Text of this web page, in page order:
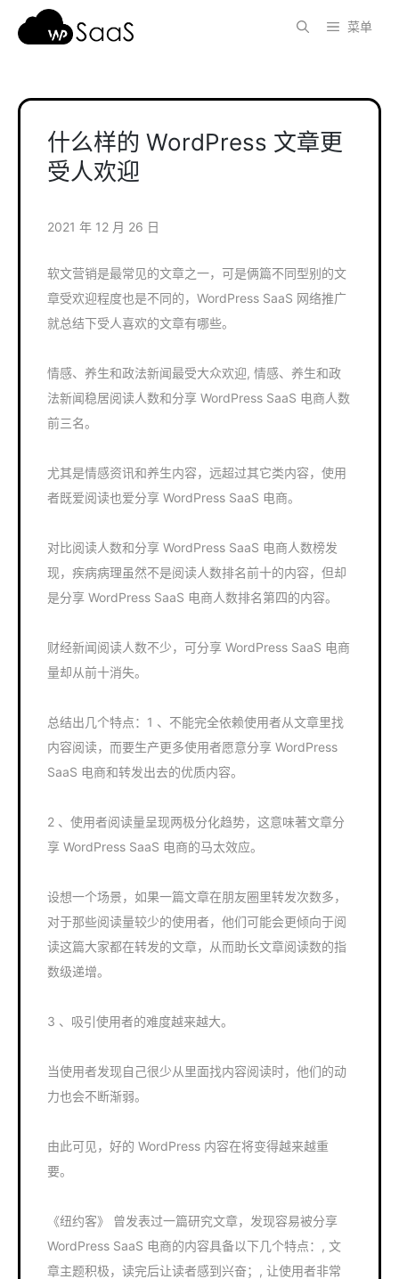
菜单
什么样的 WordPress 文章更
受人欢迎
2021 年 12 月 26 日
软文营销是最常见的文章之一，可是俩篇不同型别的文
章受欢迎程度也是不同的，WordPress SaaS 网络推广
就总结下受人喜欢的文章有哪些。
情感、养生和政法新闻最受大众欢迎, 情感、养生和政
法新闻稳居阅读人数和分享 WordPress SaaS 电商人数
前三名。
尤其是情感资讯和养生内容，远超过其它类内容，使用
者既爱阅读也爱分享 WordPress SaaS 电商。
对比阅读人数和分享 WordPress SaaS 电商人数榜发
现，疾病病理虽然不是阅读人数排名前十的内容，但却
是分享 WordPress SaaS 电商人数排名第四的内容。
财经新闻阅读人数不少，可分享 WordPress SaaS 电商
量却从前十消失。
总结出几个特点：1 、不能完全依赖使用者从文章里找
内容阅读，而要生产更多使用者愿意分享 WordPress
SaaS 电商和转发出去的优质内容。
2 、使用者阅读量呈现两极分化趋势，这意味著文章分
享 WordPress SaaS 电商的马太效应。
设想一个场景，如果一篇文章在朋友圈里转发次数多，
对于那些阅读量较少的使用者，他们可能会更倾向于阅
读这篇大家都在转发的文章，从而助长文章阅读数的指
数级递增。
3 、吸引使用者的难度越来越大。
当使用者发现自己很少从里面找内容阅读时，他们的动
力也会不断渐弱。
由此可见，好的 WordPress 内容在将变得越来越重
要。
《纽约客》 曾发表过一篇研究文章，发现容易被分享
WordPress SaaS 电商的内容具备以下几个特点：, 文
章主题积极，读完后让读者感到兴奋；, 让使用者非常